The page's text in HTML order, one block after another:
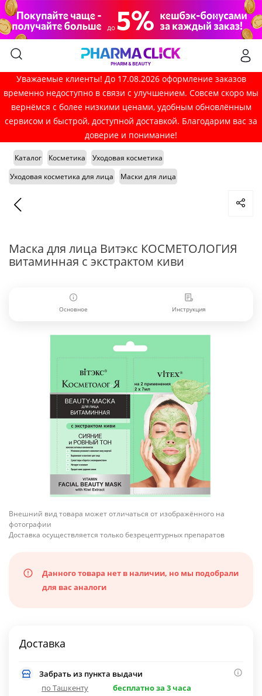
Уважаемые клиенты! До 17.08.2026 оформление заказов
временно недоступно в связи с улучшением. Совсем скоро мы
вернёмся с более низкими ценами, удобным обновлённым
сервисом и быстрой, доступной доставкой. Благодарим вас за
доверие и понимание!
Каталог Косметика
Уходовая косметика
Уходовая косметика для лица
Маски для лица
Маска для лица Витэкс КОСМЕТОЛОГИЯ
витаминная с экстрактом киви
Основное Инструкция
Внешний вид товара может отличаться от изображённого на
фотографии
Доставка осуществляется только безрецептурных препаратов
Данного товара нет в наличии, но мы подобрали
для вас аналоги
Доставка
Забрать из пункта выдачи
по Ташкенту
бесплатно за 3 часа